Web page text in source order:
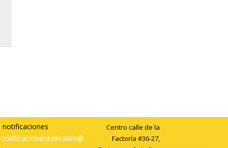
notificaciones
notificacionesjudiciales@
Centro calle de la
Factoría #36-27,